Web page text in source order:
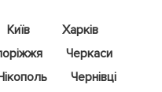
Київ
Харків
Черкаси
Чернівці